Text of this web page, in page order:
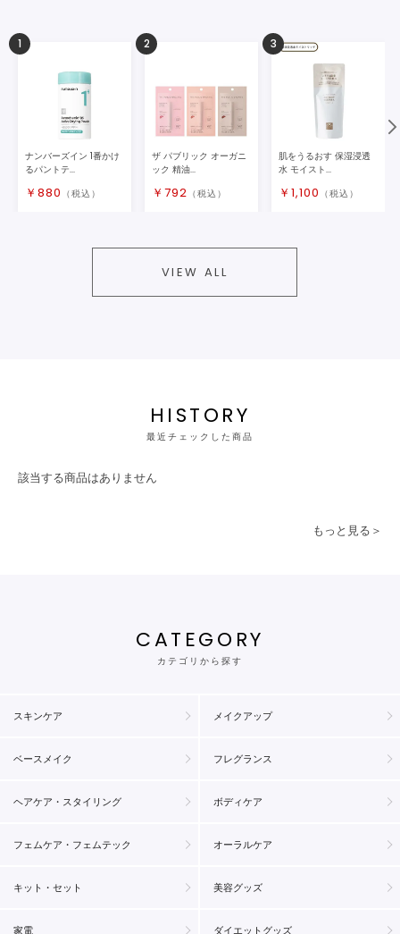
1
ナンバーズイン 1番かけ
るパントテ...
￥ 880 （税込）
2
ザ パブリック オーガニ
ック 精油...
￥ 792 （税込）
3
肌をうるおす 保湿浸透
水 モイスト...
￥ 1,100 （税込）
VIEW ALL
HISTORY
最近チェックした商品
該当する商品はありません
もっと見る＞
CATEGORY
カテゴリから探す
スキンケア メイクアップ
ベースメイク フレグランス
ヘアケア・スタイリング ボディケア
フェムケア・フェムテック オーラルケア
キット・セット 美容グッズ
家電 ダイエットグッズ